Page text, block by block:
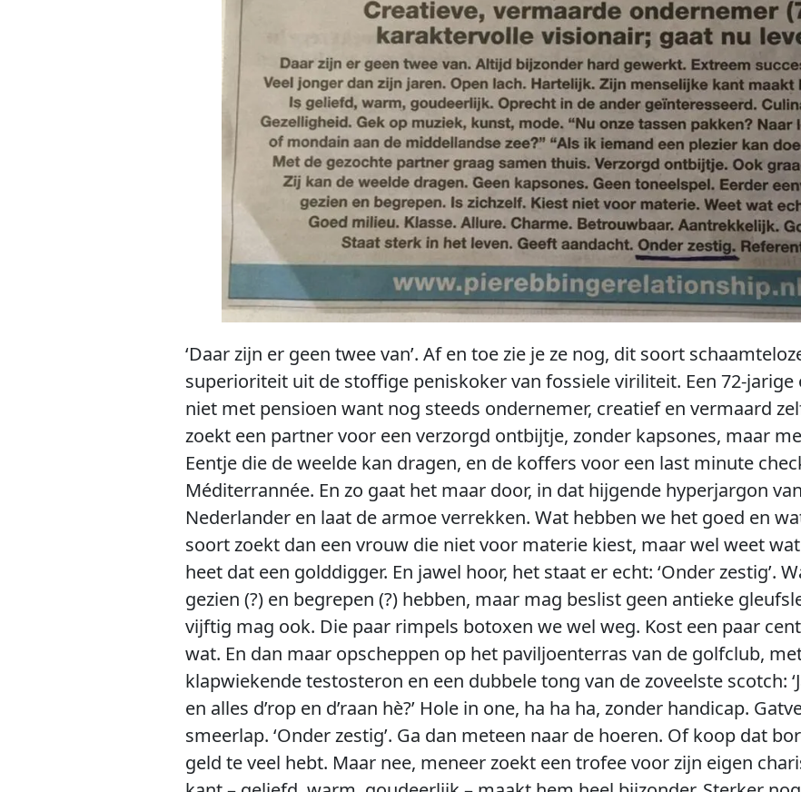
‘Daar zijn er geen twee van’. Af en toe zie je ze nog, dit soort
superioriteit uit de stoffige peniskoker van fossiele viriliteit. Een 72-
niet met pensioen want nog steeds ondernemer, creatief en vermaard
zoekt een partner voor een verzorgd ontbijtje, zonder kapsones, maar
Eentje die de weelde kan dragen, en de koffers voor een last minute
Méditerrannée. En zo gaat het maar door, in dat hijgende hyperjargon
Nederlander en laat de armoe verrekken. Wat hebben we het goed en
soort zoekt dan een vrouw die niet voor materie kiest, maar wel weet
heet dat een golddigger. En jawel hoor, het staat er echt: ‘Onder zestig’.
gezien (?) en begrepen (?) hebben, maar mag beslist geen antieke
vijftig mag ook. Die paar rimpels botoxen we wel weg. Kost een paar
wat. En dan maar opscheppen op het paviljoenterras van de golfclub,
klapwiekende testosteron en een dubbele tong van de zoveelste scotch:
en alles d’rop en d’raan hè?’ Hole in one, ha ha ha, zonder handicap.
smeerlap. ‘Onder zestig’. Ga dan meteen naar de hoeren. Of koop dat
geld te veel hebt. Maar nee, meneer zoekt een trofee voor zijn eigen